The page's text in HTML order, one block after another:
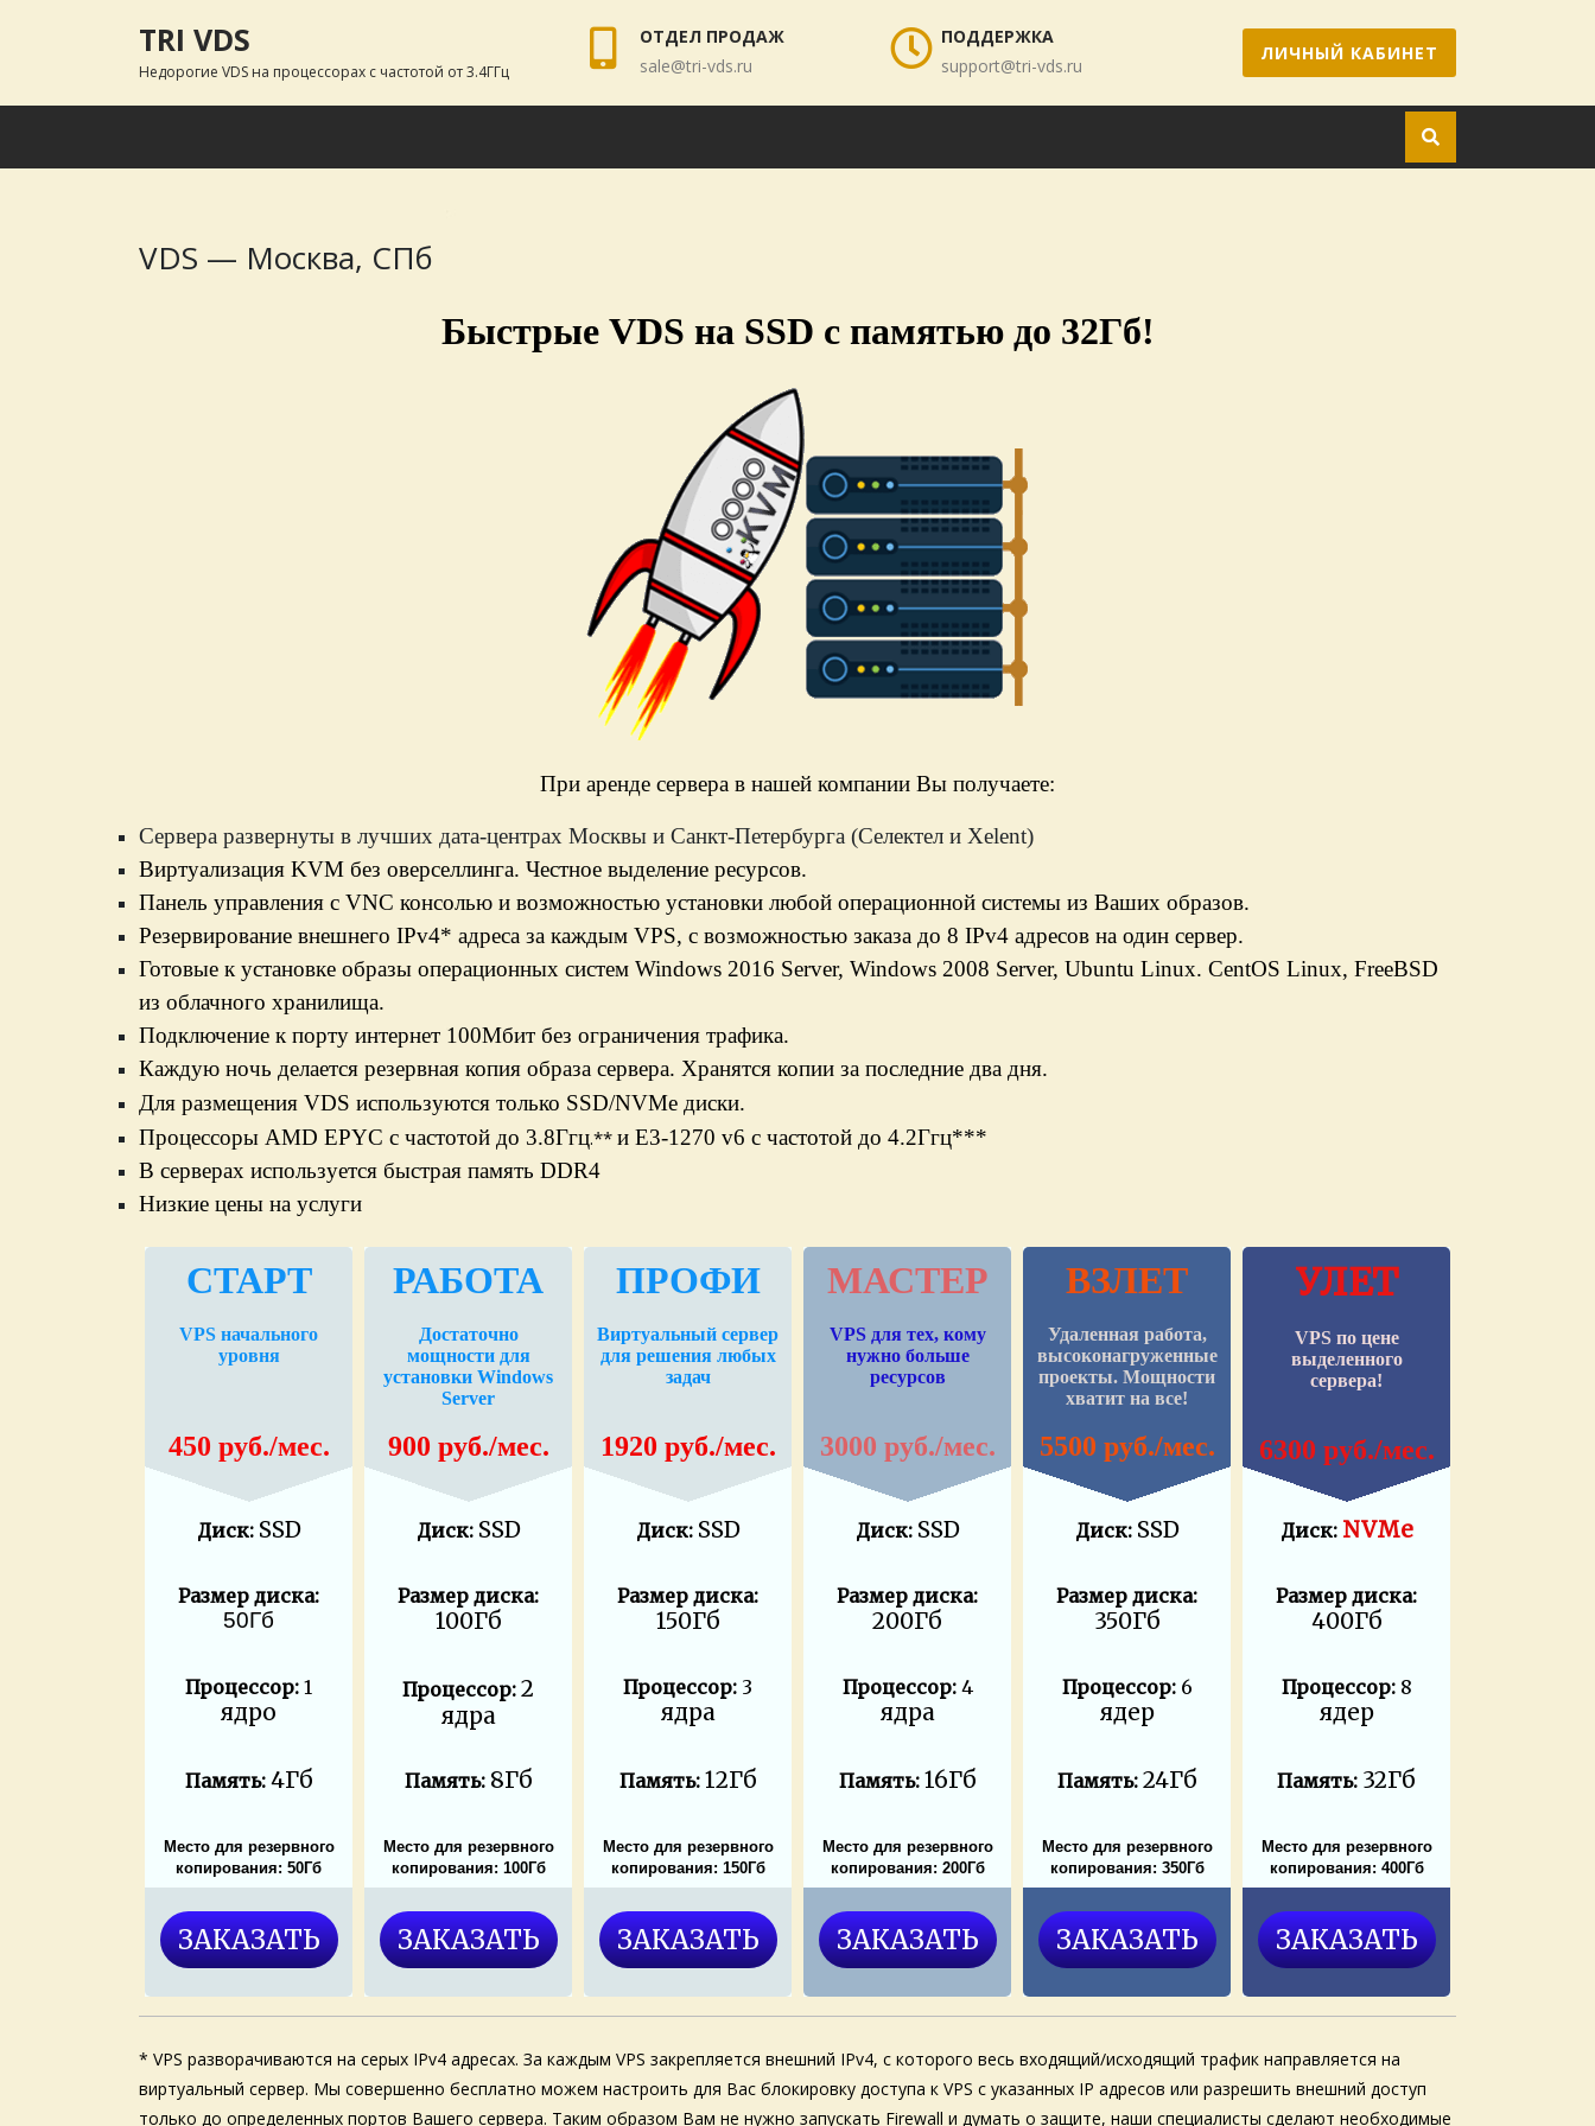
TRI VDS
Недорогие VDS на процессорах с частотой от 3.4ГГц
ОТДЕЛ ПРОДАЖ
sale@tri-vds.ru
ПОДДЕРЖКА
support@tri-vds.ru
ЛИЧНЫЙ КАБИНЕТ
VDS — Москва, СПб
Быстрые VDS на SSD с памятью до 32Гб!
При аренде сервера в нашей компании Вы получаете:
Cервера развернуты в лучших дата-центрах Москвы и Санкт-Петербурга (Селектел и Xelent)
Виртуализация KVM без оверселлинга. Честное выделение ресурсов.
Панель управления с VNC консолью и возможностью установки любой операционной системы из Ваших образов.
Резервирование внешнего IPv4* адреса за каждым VPS, с возможностью заказа до 8 IPv4 адресов на один сервер.
Готовые к установке образы операционных систем Windows 2016 Server, Windows 2008 Server, Ubuntu Linux. CentOS Linux, FreeBSD
из облачного хранилища.
Подключение к порту интернет 100Мбит без ограничения трафика.
Каждую ночь делается резервная копия образа сервера. Хранятся копии за последние два дня.
Для размещения VDS используются только SSD/NVMe диски.
Процессоры AMD EPYC с частотой до 3.8Ггц.** и E3-1270 v6 с частотой до 4.2Ггц***
В серверах используется быстрая память DDR4
Низкие цены на услуги
СТАРТ
VPS начального
уровня
450 руб./мес.
Диск:SSD
Размер диска:
50Гб
Процессор: 1
ядро
Память:4Гб
Место для резервного
копирования: 50Гб
ЗАКАЗАТЬ
РАБОТА
Достаточно
мощности для
установки Windows
Server
900 руб./мес.
Диск:SSD
Размер диска:
100Гб
Процессор: 2
ядра
Память:8Гб
Место для резервного
копирования: 100Гб
ЗАКАЗАТЬ
ПРОФИ
Виртуальный сервер
для решения любых
задач
1920 руб./мес.
Диск:SSD
Размер диска:
150Гб
Процессор: 3
ядра
Память:12Гб
Место для резервного
копирования: 150Гб
ЗАКАЗАТЬ
МАСТЕР
VPS для тех, кому
нужно больше
ресурсов
3000 руб./мес.
Диск:SSD
Размер диска:
200Гб
Процессор:4
ядра
Память:16Гб
Место для резервного
копирования: 200Гб
ЗАКАЗАТЬ
ВЗЛЕТ
Удаленная работа,
высоконагруженные
проекты. Мощности
хватит на все!
5500 руб./мес.
Диск:SSD
Размер диска:
350Гб
Процессор:6
ядер
Память:24Гб
Место для резервного
копирования: 350Гб
ЗАКАЗАТЬ
УЛЕТ
VPS по цене
выделенного
сервера!
6300 руб./мес.
Диск:NVMe
Размер диска:
400Гб
Процессор:8
ядер
Память: 32Гб
Место для резервного
копирования: 400Гб
ЗАКАЗАТЬ
* VPS разворачиваются на серых IPv4 адресах. За каждым VPS закрепляется внешний IPv4, с которого весь входящий/исходящий трафик направляется на
виртуальный сервер. Мы совершенно бесплатно можем настроить для Вас блокировку доступа к VPS с указанных IP адресов или разрешить внешний доступ
только до определенных портов Вашего сервера. Таким образом Вам не нужно запускать Firewall и думать о защите, наши специалисты сделают необходимые